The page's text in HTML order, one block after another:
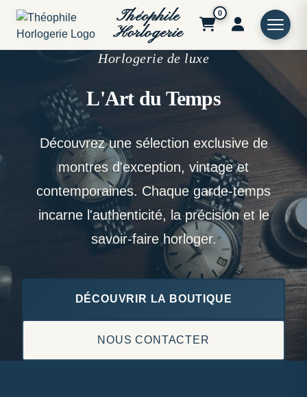
Théophile
Horlogerie
0
Horlogerie de luxe
L'Art du Temps
Découvrez une sélection exclusive de
montres d'exception, vintage et
contemporaines. Chaque garde-temps
incarne l'authenticité, la précision et le
savoir-faire horloger.
DÉCOUVRIR LA BOUTIQUE
NOUS CONTACTER